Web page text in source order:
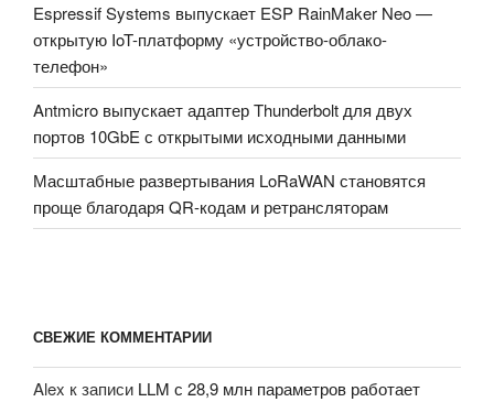
Espressif Systems выпускает ESP RainMaker Neo —
открытую IoT-платформу «устройство-облако-
телефон»
Antmicro выпускает адаптер Thunderbolt для двух
портов 10GbE с открытыми исходными данными
Масштабные развертывания LoRaWAN становятся
проще благодаря QR-кодам и ретрансляторам
СВЕЖИЕ КОММЕНТАРИИ
Alex к записи LLM с 28,9 млн параметров работает